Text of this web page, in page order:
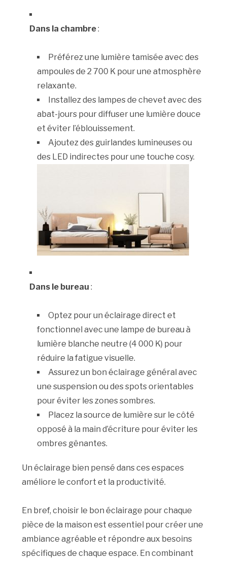
Dans la chambre:
Préférez une lumière tamisée avec des
ampoules de 2 700 K pour une atmosphère
relaxante.
Installez des lampes de chevet avec des
abat-jours pour diffuser une lumière douce
et éviter l’éblouissement.
Ajoutez des guirlandes lumineuses ou
des LED indirectes pour une touche cosy.
Dans le bureau :
Optez pour un éclairage direct et
fonctionnel avec une lampe de bureau à
lumière blanche neutre (4 000 K) pour
réduire la fatigue visuelle.
Assurez un bon éclairage général avec
une suspension ou des spots orientables
pour éviter les zones sombres.
Placez la source de lumière sur le côté
opposé à la main d’écriture pour éviter les
ombres gênantes.
Un éclairage bien pensé dans ces espaces
améliore le confort et la productivité.
En bref, choisir le bon éclairage pour chaque
pièce de la maison est essentiel pour créer une
ambiance agréable et répondre aux besoins
spécifiques de chaque espace. En combinant